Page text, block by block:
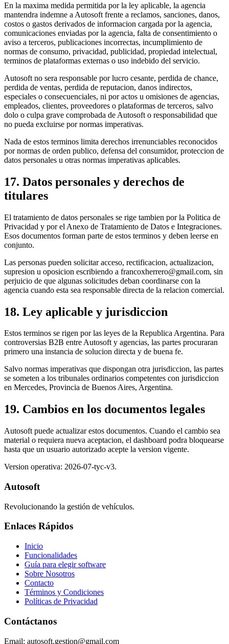
En la maxima medida permitida por la ley aplicable, la agencia
mantendra indemne a Autosoft frente a reclamos, sanciones, danos,
costos o gastos derivados de informacion cargada por la agencia,
comunicaciones enviadas por la agencia, falta de consentimiento o
aviso a terceros, publicaciones incorrectas, incumplimiento de
normas de consumo, privacidad, publicidad, propiedad intelectual,
terminos de plataformas externas o uso indebido del servicio.
Autosoft no sera responsable por lucro cesante, perdida de chance,
perdida de ventas, perdida de reputacion, danos indirectos,
especiales o consecuenciales, ni por actos u omisiones de agencias,
empleados, clientes, proveedores o plataformas de terceros, salvo
dolo o culpa grave comprobada de Autosoft o responsabilidad que
no pueda excluirse por normas imperativas.
Nada de estos terminos limita derechos irrenunciables reconocidos
por normas de orden publico, defensa del consumidor, proteccion de
datos personales u otras normas imperativas aplicables.
17. Datos personales y derechos de
titulares
El tratamiento de datos personales se rige tambien por la Politica de
Privacidad y por el Anexo de Tratamiento de Datos e Integraciones.
Esos documentos forman parte de estos terminos y deben leerse en
conjunto.
Las personas pueden solicitar acceso, rectificacion, actualizacion,
supresion u oposicion escribiendo a francoxherrero@gmail.com, sin
perjuicio de que algunas solicitudes deban coordinarse con la
agencia cuando esta sea responsable directa de la relacion comercial.
18. Ley aplicable y jurisdiccion
Estos terminos se rigen por las leyes de la Republica Argentina. Para
controversias B2B entre Autosoft y agencias, las partes procuraran
primero una instancia de solucion directa y de buena fe.
Salvo normas imperativas que dispongan otra jurisdiccion, las partes
se someten a los tribunales ordinarios competentes con jurisdiccion
en Mercedes, Provincia de Buenos Aires, Argentina.
19. Cambios en los documentos legales
Autosoft puede actualizar estos documentos. Cuando el cambio sea
material o requiera nueva aceptacion, el dashboard podra bloquearse
hasta que un usuario autorizado acepte la version vigente.
Version operativa: 2026-07-tyc-v3.
Autosoft
Revolucionando la gestión de vehículos.
Enlaces Rápidos
Inicio
Funcionalidades
Guía para elegir software
Sobre Nosotros
Contacto
Términos y Condiciones
Políticas de Privacidad
Contáctanos
Email: autosoft.gestion@gmail.com